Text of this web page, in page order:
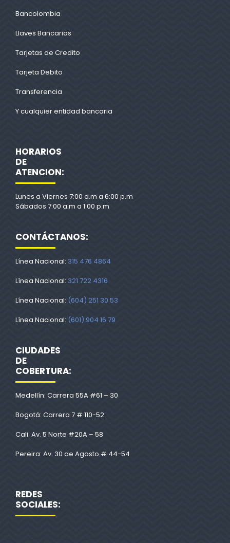
Bancolombia
Llaves Bancarias
Tarjetas de Credito
Tarjeta Debito
Transferencia
Y cualquier entidad bancaria
HORARIOS
DE
ATENCION:
Lunes a Viernes 7:00 a.m a 6:00 p.m
Sábados 7:00 a.m a 1:00 p.m
CONTÁCTANOS:
Línea Nacional: 315 476 4864
Línea Nacional: 321 722 4316
Línea Nacional: (604) 251 30 53
Línea Nacional: (601) 904 16 79
CIUDADES
DE
COBERTURA:
Medellín: Carrera 55A #61 – 30
Bogotá: Carrera 7 # 110-52
Cali: Av. 5 Norte #20A – 58
Pereira: Av. 30 de Agosto # 44-54
REDES
SOCIALES: